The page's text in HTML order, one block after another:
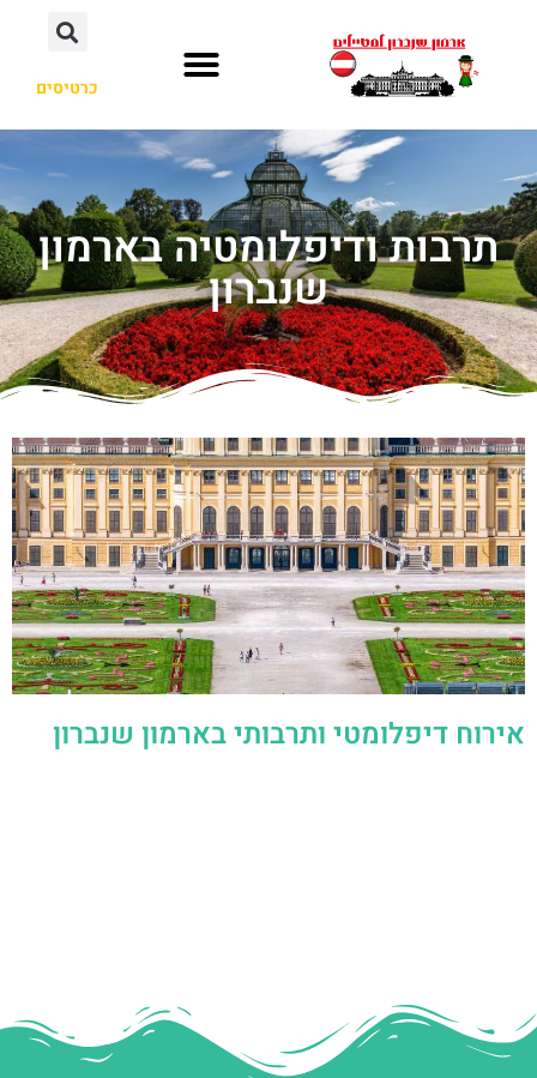
כרטיסים
תרבות ודיפלומטיה בארמון
שנברון
אירוח דיפלומטי ותרבותי בארמון שנברון